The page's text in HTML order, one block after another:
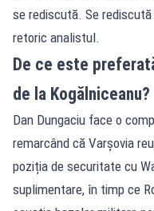
se rediscută. Se
retoric analistul.
De ce este
de la Kogălniceanu?
Dan Dungaciu face o
remarcând că Varșovia
poziția de securitate cu
suplimentare, în timp ce